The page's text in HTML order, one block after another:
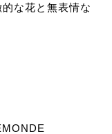
な花と無表情な